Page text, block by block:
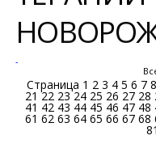
-
Страница 1 2 3 4 5 6 7 8
21 22 23 24 25 26 27 28
41 42 43 44 45 46 47 48
61 62 63 64 65 66 67 68
81